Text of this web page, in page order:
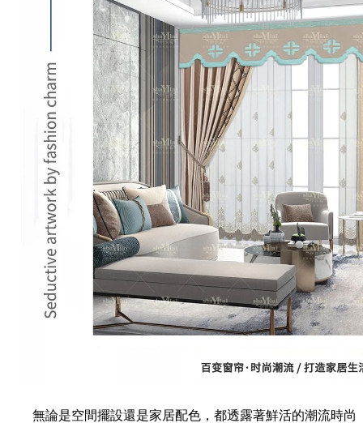
無論是空間擺設還是家居配色，都透露著鮮活的潮流時尚